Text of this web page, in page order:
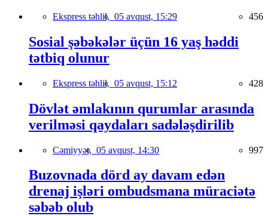
Ekspress təhlil, 05 avqust, 15:29 456
Sosial şəbəkələr üçün 16 yaş həddi
tətbiq olunur
Ekspress təhlil, 05 avqust, 15:12 428
Dövlət əmlakının qurumlar arasında
verilməsi qaydaları sadələşdirilib
Cəmiyyət, 05 avqust, 14:30 997
Buzovnada dörd ay davam edən
drenaj işləri ombudsmana müraciətə
səbəb olub